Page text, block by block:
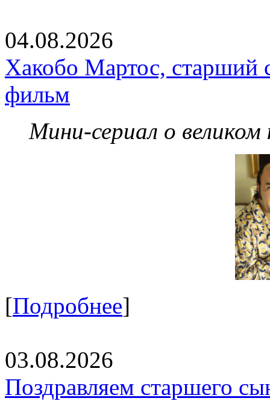
04.08.2026
Хакобо Мартос, старший
фильм
Мини-сериал о великом
[Подробнее]
03.08.2026
Поздравляем старшего